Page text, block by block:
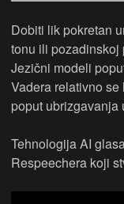
Dobiti lik pokretan
tonu ili pozadinskoj
Jezični modeli
Vadera relativno
poput
Tehnologija AI
Respeechera koji